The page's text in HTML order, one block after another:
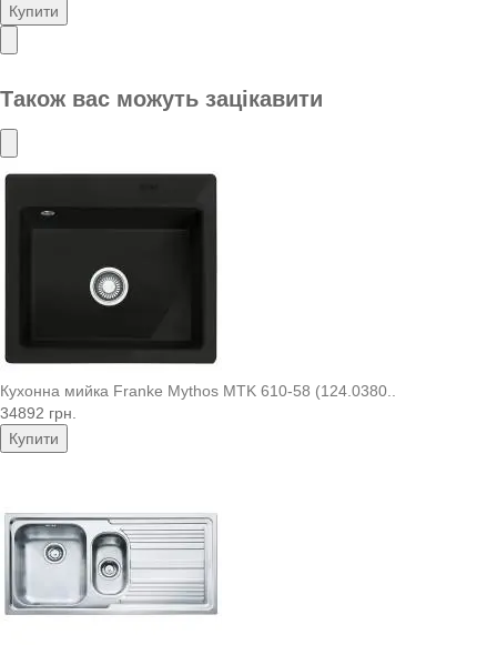
Купити
Також вас можуть зацікавити
Кухонна мийка Franke Mythos MTK 610-58 (124.0380..
34892 грн.
Купити